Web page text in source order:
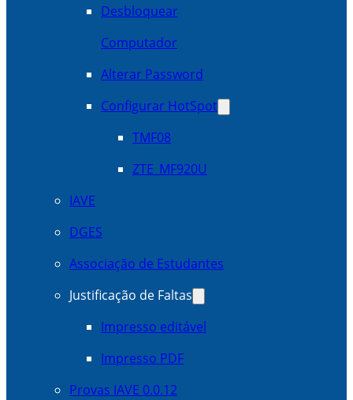
Desbloquear
Computador
Alterar Password
Configurar HotSpot
TMF08
ZTE_MF920U
IAVE
DGES
Associação de Estudantes
Justificação de Faltas
Impresso editável
Impresso PDF
Provas IAVE 0.0.12